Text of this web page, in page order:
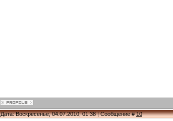
Дата: Воскресенье, 04.07.2010, 01:38 | Сообщение #10